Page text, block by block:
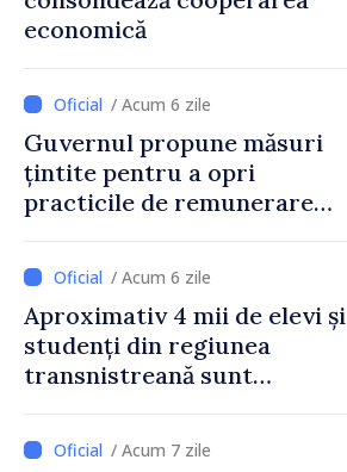
economică
/ Acum 6 zile
Guvernul propune măsuri
țintite pentru a opri
practicile de remunerare
/ Acum 6 zile
Aproximativ 4 mii de elevi și
studenți din regiunea
transnistreană sunt
educațional național
/ Acum 7 zile